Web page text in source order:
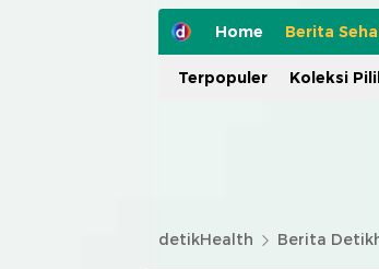
Home Berita
Terpopuler Koleksi
detikHealth Berita